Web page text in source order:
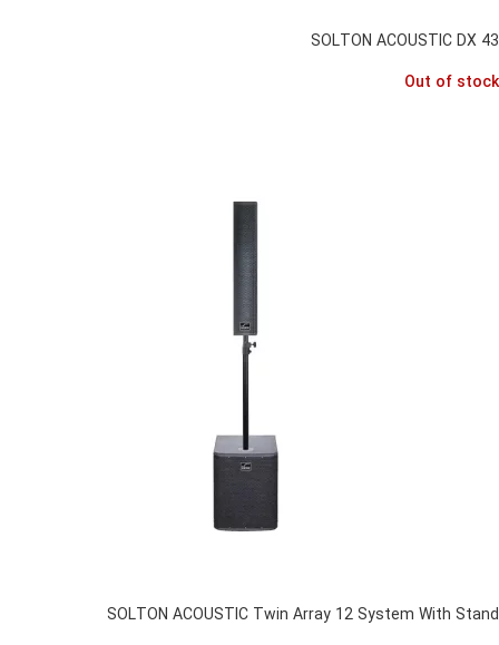
SOLTON ACOUSTIC DX 43
Out of stock
SOLTON ACOUSTIC Twin Array 12 System With Stand